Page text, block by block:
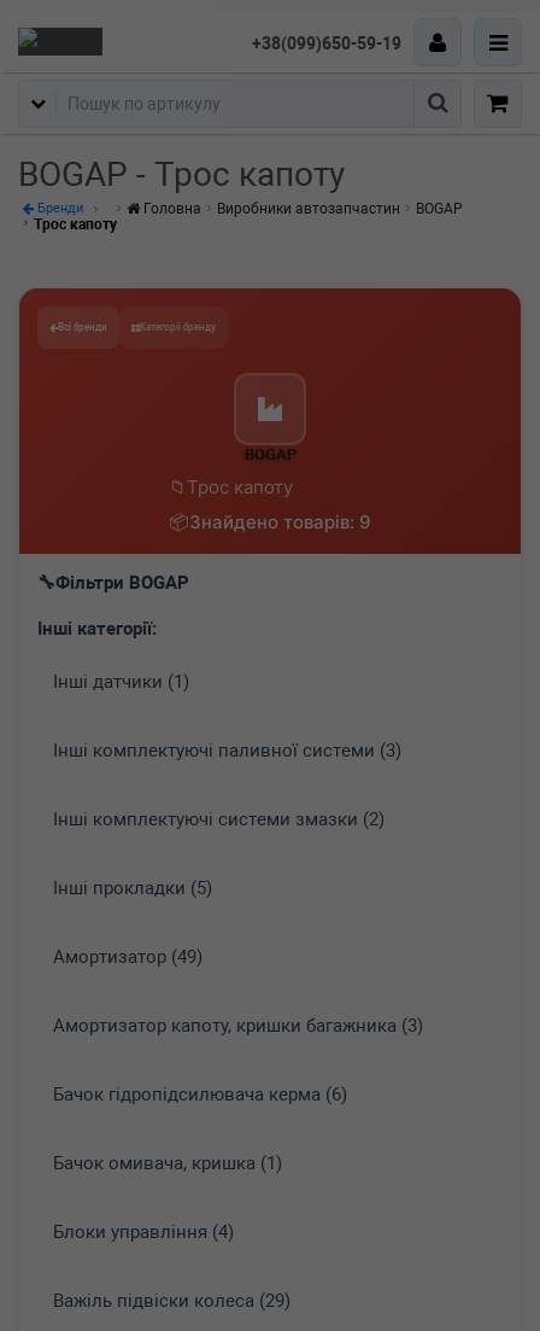
+38(099)650-59-19
Пошук
BOGAP - Трос капоту
Бренди Головна Виробники автозапчастин
BOGAP
Трос капоту
Всі бренди Категорії бренду
BOGAP
Трос капоту
Знайдено товарів: 9
Фільтри BOGAP
Інші категорії:
Інші датчики (1)
Інші комплектуючі паливної системи (3)
Інші комплектуючі системи змазки (2)
Інші прокладки (5)
Амортизатор (49)
Амортизатор капоту, кришки багажника (3)
Бачок гідропідсилювача керма (6)
Бачок омивача, кришка (1)
Блоки управління (4)
Важіль підвіски колеса (29)